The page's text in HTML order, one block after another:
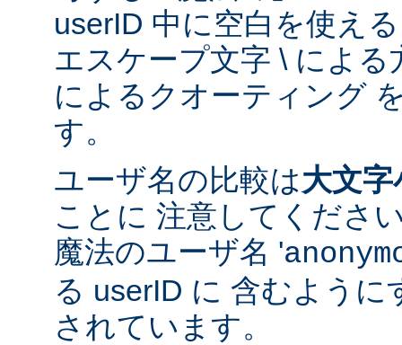
userID 中に空白を使え
エスケープ文字 \ による
によるクオーティング
す。
ユーザ名の比較は大文
ことに 注意してくださ
魔法のユーザ名 '
る userID に 含むよう
されています。